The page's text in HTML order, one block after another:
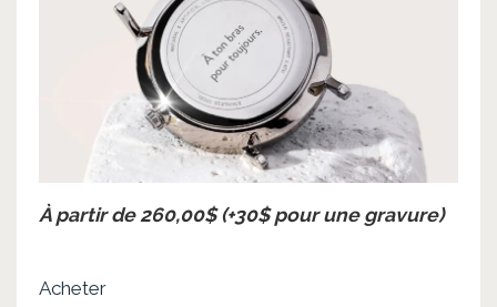
À partir de 260,00$ (+30$ pour une gravure)
Acheter